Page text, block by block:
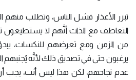
تبرر الأعذار فشل الناس، وتطلب منهم
التعاطف مع الذات أنَّهم لا يستطيعون
من الزمن ومع تعرضهم للنكسات،
يرغبون حتى في تصديق ذلك لأنَّه
عدم نجاحهم، لكن هذا ليس أنت، يجب